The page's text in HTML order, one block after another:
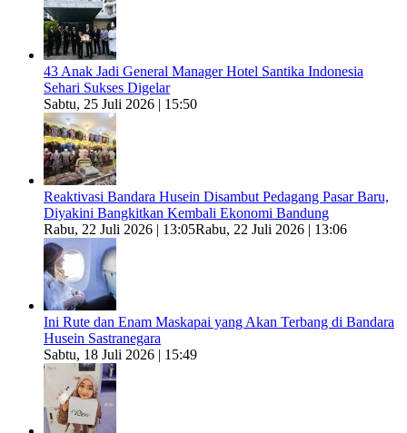
43 Anak Jadi General Manager Hotel Santika Indonesia
Sehari Sukses Digelar
Sabtu, 25 Juli 2026 | 15:50
Reaktivasi Bandara Husein Disambut Pedagang Pasar Baru,
Diyakini Bangkitkan Kembali Ekonomi Bandung
Rabu, 22 Juli 2026 | 13:05Rabu, 22 Juli 2026 | 13:06
Ini Rute dan Enam Maskapai yang Akan Terbang di Bandara
Husein Sastranegara
Sabtu, 18 Juli 2026 | 15:49